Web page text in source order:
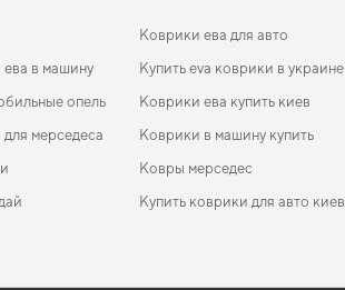
ева в машину
опель
мерседеса
Коврики ева для авто
Купить eva коврики в украине
Коврики ева купить киев
Коврики в машину купить
Ковры мерседес
Купить коврики для авто киев